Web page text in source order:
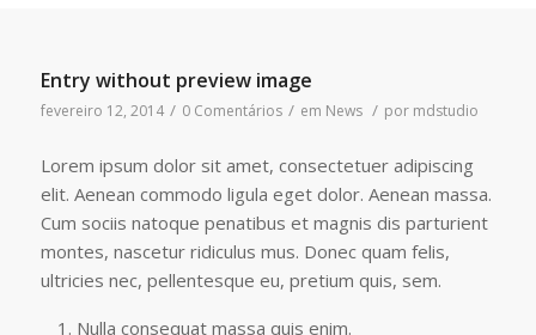
Entry without preview image
fevereiro 12, 2014 / 0 Comentários / em News / por mdstudio
Lorem ipsum dolor sit amet, consectetuer adipiscing
elit. Aenean commodo ligula eget dolor. Aenean massa.
Cum sociis natoque penatibus et magnis dis parturient
montes, nascetur ridiculus mus. Donec quam felis,
ultricies nec, pellentesque eu, pretium quis, sem.
Nulla consequat massa quis enim.